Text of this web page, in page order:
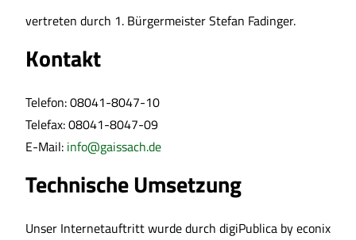
vertreten durch 1. Bürgermeister Stefan Fadinger.
Kontakt
Telefon: 08041-8047-10
Telefax: 08041-8047-09
E-Mail: info@gaissach.de
Technische Umsetzung
Unser Internetauftritt wurde durch digiPublica by econix